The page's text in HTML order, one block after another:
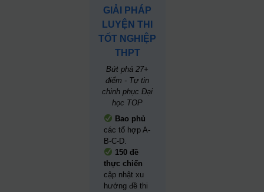
GIẢI PHÁP
LUYỆN THI
TỐT NGHIỆP
THPT
Bứt phá 27+
điểm - Tự tin
chinh phục Đại
học TOP
Bao phủ
các tổ hợp A-
B-C-D.
150 đề
thực chiến
cập nhật xu
hướng đề thi